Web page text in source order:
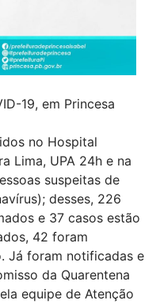
19, em Princesa
no Hospital
Lima, UPA 24h e na
suspeitas de
desses, 226
e 37 casos estão
42 foram
Já foram notificadas e
da Quarentena
equipe de Atenção